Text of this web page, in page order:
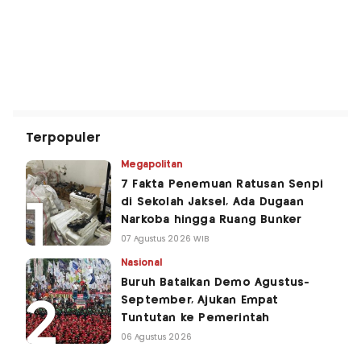
Terpopuler
Megapolitan
7 Fakta Penemuan Ratusan Senpi
di Sekolah Jaksel, Ada Dugaan
Narkoba hingga Ruang Bunker
07 Agustus 2026 WIB
Nasional
Buruh Batalkan Demo Agustus-
September, Ajukan Empat
Tuntutan ke Pemerintah
06 Agustus 2026